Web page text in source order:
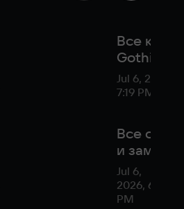
Все
Gothic 1
Remake
найти и
Jul 6, 2026,
7:19 PM
Все
и замки в
Gothic 1
Remake —
Jul 6,
2026, 6:54
PM